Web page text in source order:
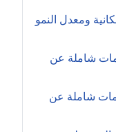
الساعة السكانية ومعدل النمو
شاملة عن
شاملة عن